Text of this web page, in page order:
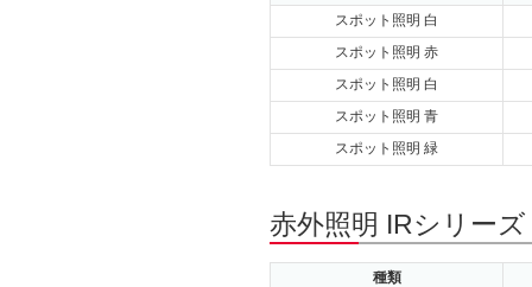
スポット照明 白
スポット照明 赤
スポット照明 白
スポット照明 青
スポット照明 緑
赤外照明 IRシリーズ
種類